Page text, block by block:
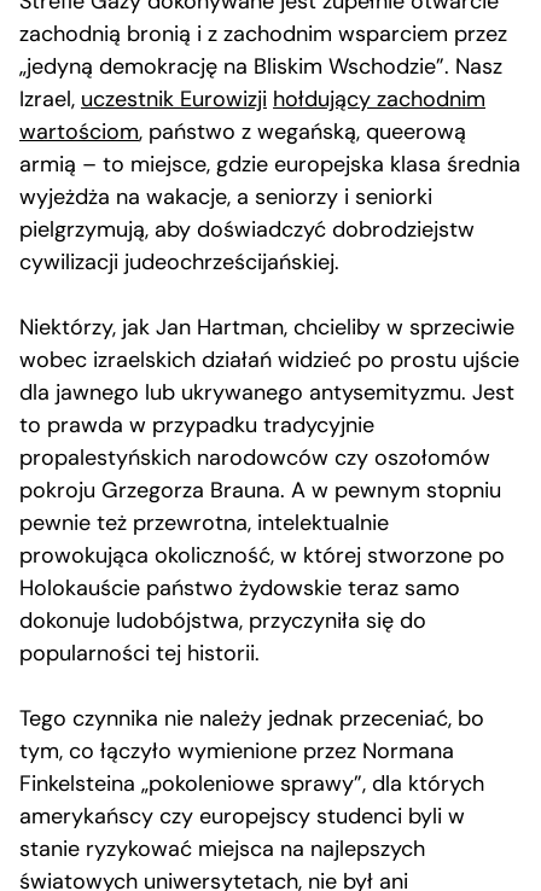
zachodnią bronią i z zachodnim wsparciem przez
„jedyną demokrację na Bliskim Wschodzie”. Nasz
Izrael, uczestnik Eurowizji hołdujący zachodnim
wartościom, państwo z wegańską, queerową
armią – to miejsce, gdzie europejska klasa średnia
wyjeżdża na wakacje, a seniorzy i seniorki
pielgrzymują, aby doświadczyć dobrodziejstw
cywilizacji judeochrześcijańskiej.
Niektórzy, jak Jan Hartman, chcieliby w sprzeciwie
wobec izraelskich działań widzieć po prostu ujście
dla jawnego lub ukrywanego antysemityzmu. Jest
to prawda w przypadku tradycyjnie
propalestyńskich narodowców czy oszołomów
pokroju Grzegorza Brauna. A w pewnym stopniu
pewnie też przewrotna, intelektualnie
prowokująca okoliczność, w której stworzone po
Holokauście państwo żydowskie teraz samo
dokonuje ludobójstwa, przyczyniła się do
popularności tej historii.
Tego czynnika nie należy jednak przeceniać, bo
tym, co łączyło wymienione przez Normana
Finkelsteina „pokoleniowe sprawy”, dla których
amerykańscy czy europejscy studenci byli w
stanie ryzykować miejsca na najlepszych
światowych uniwersytetach, nie był ani